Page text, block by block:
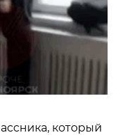
который